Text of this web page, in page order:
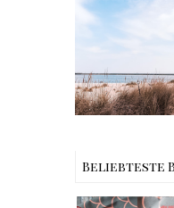
Beliebteste
Rezept |